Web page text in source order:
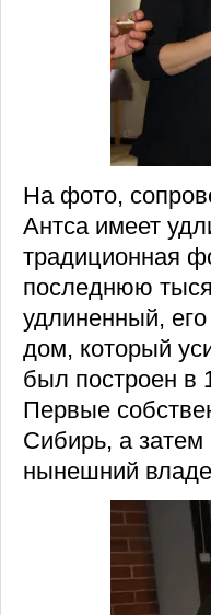
На фото,
Антса имеет
традиционная
последнюю
удлиненный,
дом, который
был построен в
Первые
Сибирь, а затем
нынешний